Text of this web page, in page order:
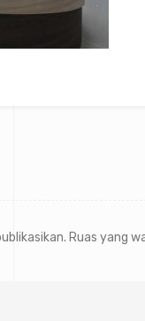
Ruas yang